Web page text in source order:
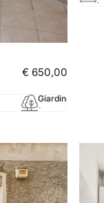
€ 650,00
Giardino
-
-